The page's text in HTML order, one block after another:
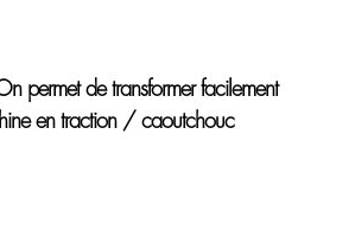
permet de transformer facilement
en traction / caoutchouc